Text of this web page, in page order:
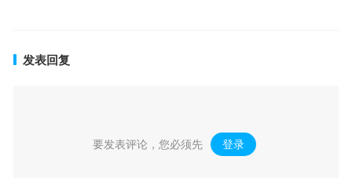
发表回复
要发表评论，您必须先 登录 。